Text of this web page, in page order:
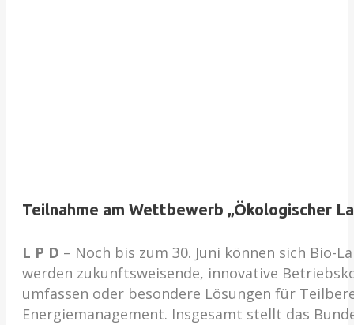
Teilnahme am Wettbewerb „Ökologischer
L P D – Noch bis zum 30. Juni können sich Bio-
werden zukunftsweisende, innovative
umfassen oder besondere Lösungen für
Energiemanagement. Insgesamt stellt das